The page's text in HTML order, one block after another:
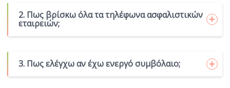
2. Πως βρίσκω όλα τα τηλέφωνα ασφαλιστικών
εταιρειών;
3. Πως ελέγχω αν έχω ενεργό συμβόλαιο;